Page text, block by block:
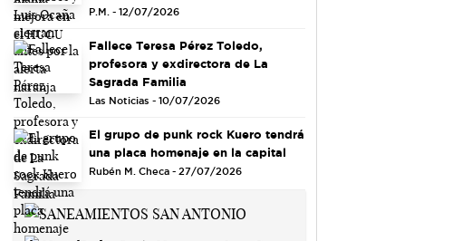
P.M. - 12/07/2026
Fallece Teresa Pérez Toledo,
profesora y exdirectora de La
Sagrada Familia
Las Noticias - 10/07/2026
El grupo de punk rock Kuero tendrá
una placa homenaje en la capital
Rubén M. Checa - 27/07/2026